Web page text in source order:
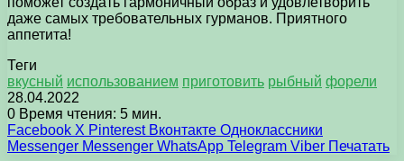
даже самых требовательных гурманов. Приятного
аппетита!
Теги
вкусный использованием приготовить рыбный форели
28.04.2022
0 Время чтения: 5 мин.
Facebook X Pinterest Вконтакте Одноклассники
Messenger Messenger WhatsApp Telegram Viber Печатать